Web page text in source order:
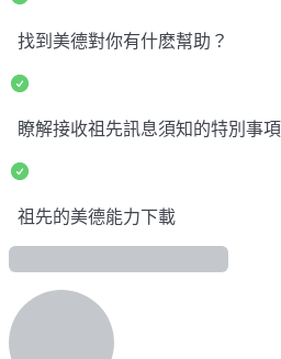
找到美德對你有什麽幫助？
瞭解接收祖先訊息須知的特別事項
祖先的美德能力下載